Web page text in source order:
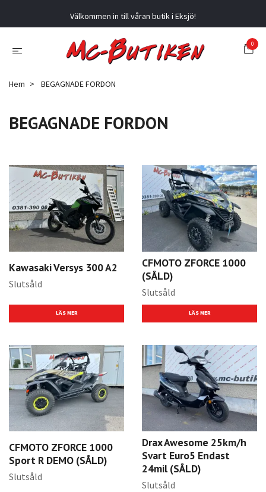
Välkommen in till våran butik i Eksjö!
0
Hem BEGAGNADE FORDON
BEGAGNADE FORDON
Kawasaki Versys 300 A2
Slutsåld
LÄS MER
CFMOTO ZFORCE 1000
(SÅLD)
Slutsåld
LÄS MER
CFMOTO ZFORCE 1000
Sport R DEMO (SÅLD)
Slutsåld
Drax Awesome 25km/h
Svart Euro5 Endast
24mil (SÅLD)
Slutsåld